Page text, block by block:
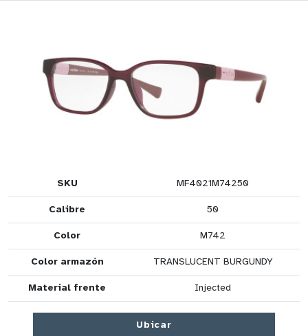
SKU MF4021M74250
Calibre 50
Color M742
Color armazón TRANSLUCENT BURGUNDY
Material frente Injected
Ubicar